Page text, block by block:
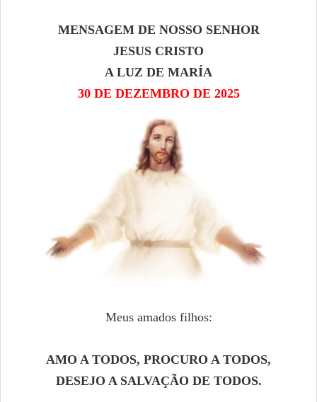
MENSAGEM DE NOSSO SENHOR
JESUS CRISTO
A LUZ DE MARÍA
30 DE DEZEMBRO DE 2025
Meus amados filhos:
AMO A TODOS, PROCURO A TODOS,
DESEJO A SALVAÇÃO DE TODOS.